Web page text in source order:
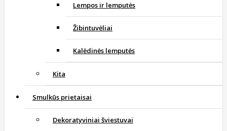
Lempos ir lemputės
Žibintuvėliai
Kalėdinės lemputės
Kita
Smulkūs prietaisai
Dekoratyviniai šviestuvai